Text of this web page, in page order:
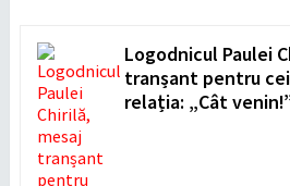
Logodnicul Paulei
tranșant pentru
relația: „Cât